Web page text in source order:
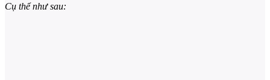
Cụ thể như sau: